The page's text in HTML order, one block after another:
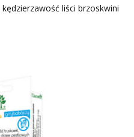
liści brzoskwini